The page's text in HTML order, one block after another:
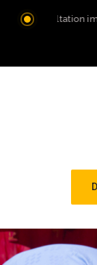
Consultation